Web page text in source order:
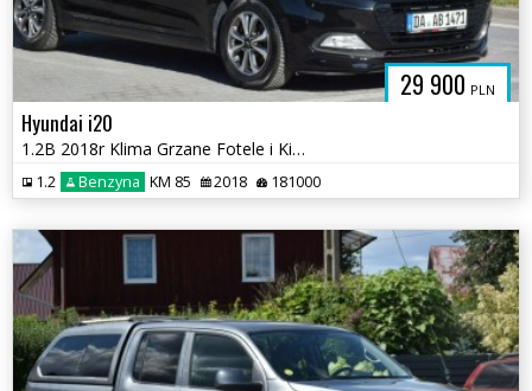
29 900 PLN
Hyundai i20
1.2B 2018r Klima Grzane Fotele i Kierownica Sprowadzony
1.2 Benzyna KM 85 2018 181000